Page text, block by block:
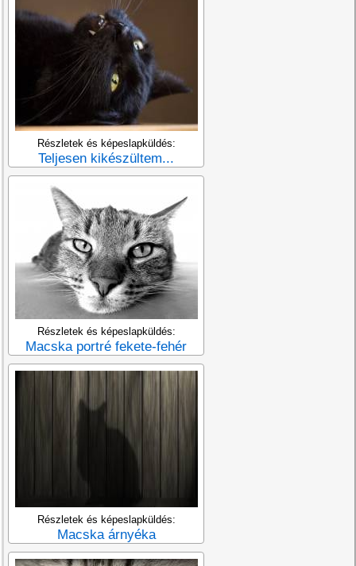
Részletek és képeslapküldés:
Teljesen kikészültem...
Részletek és képeslapküldés:
Macska portré fekete-fehér
Részletek és képeslapküldés:
Macska árnyéka